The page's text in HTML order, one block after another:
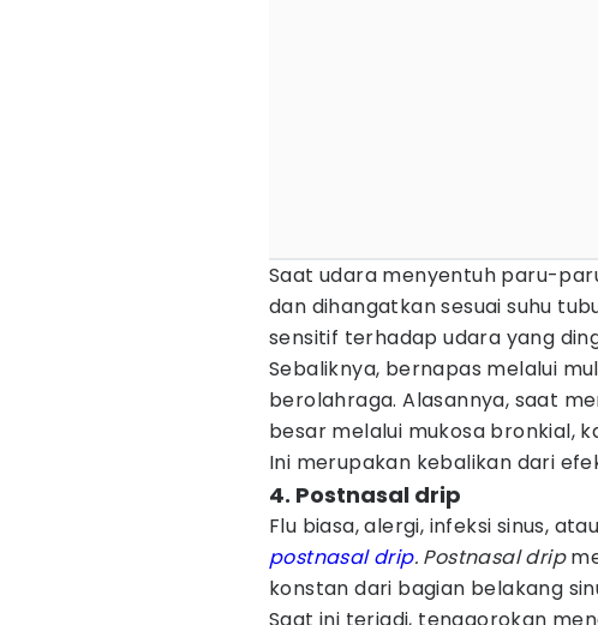
Saat udara menyentuh paru-
dan dihangatkan sesuai suhu
sensitif terhadap udara yang
Sebaliknya, bernapas melalui
berolahraga. Alasannya, saat
besar melalui mukosa bronkial,
Ini merupakan kebalikan dari
4. Postnasal drip
Flu biasa, alergi, infeksi sinus,
postnasal drip. Postnasal drip
konstan dari bagian belakang